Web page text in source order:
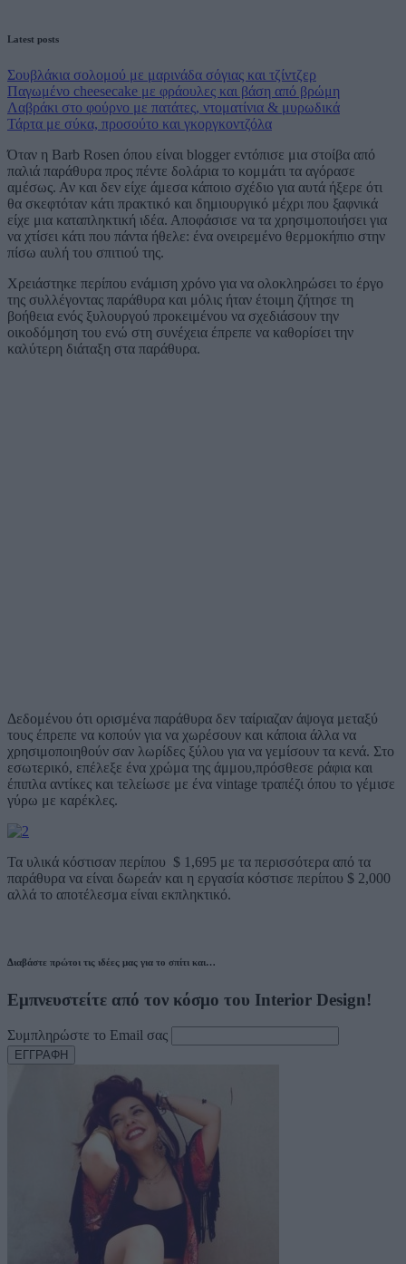
Latest posts
Σουβλάκια σολομού με μαρινάδα σόγιας και τζίντζερ
Παγωμένο cheesecake με φράουλες και βάση από βρώμη
Λαβράκι στο φούρνο με πατάτες, ντοματίνια & μυρωδικά
Τάρτα με σύκα, προσούτο και γκοργκοντζόλα
Όταν η Barb Rosen όπου είναι blogger εντόπισε μια στοίβα από
παλιά παράθυρα προς πέντε δολάρια το κομμάτι τα αγόρασε
αμέσως. Αν και δεν είχε άμεσα κάποιο σχέδιο για αυτά ήξερε ότι
θα σκεφτόταν κάτι πρακτικό και δημιουργικό μέχρι που ξαφνικά
είχε μια καταπληκτική ιδέα. Αποφάσισε να τα χρησιμοποιήσει για
να χτίσει κάτι που πάντα ήθελε: ένα ονειρεμένο θερμοκήπιο στην
πίσω αυλή του σπιτιού της.
Χρειάστηκε περίπου ενάμιση χρόνο για να ολοκληρώσει το έργο
της συλλέγοντας παράθυρα και μόλις ήταν έτοιμη ζήτησε τη
βοήθεια ενός ξυλουργού προκειμένου να σχεδιάσουν την
οικοδόμηση του ενώ στη συνέχεια έπρεπε να καθορίσει την
καλύτερη διάταξη στα παράθυρα.
Δεδομένου ότι ορισμένα παράθυρα δεν ταίριαζαν άψογα μεταξύ
τους έπρεπε να κοπούν για να χωρέσουν και κάποια άλλα να
χρησιμοποιηθούν σαν λωρίδες ξύλου για να γεμίσουν τα κενά. Στο
εσωτερικό, επέλεξε ένα χρώμα της άμμου,πρόσθεσε ράφια και
έπιπλα αντίκες και τελείωσε με ένα vintage τραπέζι όπου το γέμισε
γύρω με καρέκλες.
Τα υλικά κόστισαν περίπου $ 1,695 με τα περισσότερα από τα
παράθυρα να είναι δωρεάν και η εργασία κόστισε περίπου $ 2,000
αλλά το αποτέλεσμα είναι εκπληκτικό.
Διαβάστε πρώτοι τις ιδέες μας για το σπίτι και…
Εμπνευστείτε από τον κόσμο του Interior Design!
Συμπληρώστε το Email σας